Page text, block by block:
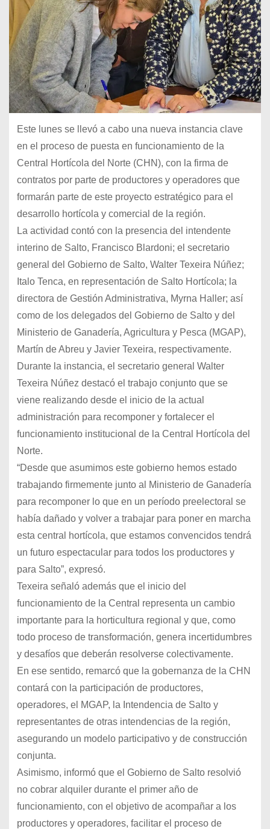
Este lunes se llevó a cabo una nueva instancia clave
en el proceso de puesta en funcionamiento de la
Central Hortícola del Norte (CHN), con la firma de
contratos por parte de productores y operadores que
formarán parte de este proyecto estratégico para el
desarrollo hortícola y comercial de la región.
La actividad contó con la presencia del intendente
interino de Salto, Francisco Blardoni; el secretario
general del Gobierno de Salto, Walter Texeira Núñez;
Italo Tenca, en representación de Salto Hortícola; la
directora de Gestión Administrativa, Myrna Haller; así
como de los delegados del Gobierno de Salto y del
Ministerio de Ganadería, Agricultura y Pesca (MGAP),
Martín de Abreu y Javier Texeira, respectivamente.
Durante la instancia, el secretario general Walter
Texeira Núñez destacó el trabajo conjunto que se
viene realizando desde el inicio de la actual
administración para recomponer y fortalecer el
funcionamiento institucional de la Central Hortícola del
Norte.
“Desde que asumimos este gobierno hemos estado
trabajando firmemente junto al Ministerio de Ganadería
para recomponer lo que en un período preelectoral se
había dañado y volver a trabajar para poner en marcha
esta central hortícola, que estamos convencidos tendrá
un futuro espectacular para todos los productores y
para Salto”, expresó.
Texeira señaló además que el inicio del
funcionamiento de la Central representa un cambio
importante para la horticultura regional y que, como
todo proceso de transformación, genera incertidumbres
y desafíos que deberán resolverse colectivamente.
En ese sentido, remarcó que la gobernanza de la CHN
contará con la participación de productores,
operadores, el MGAP, la Intendencia de Salto y
representantes de otras intendencias de la región,
asegurando un modelo participativo y de construcción
conjunta.
Asimismo, informó que el Gobierno de Salto resolvió
no cobrar alquiler durante el primer año de
funcionamiento, con el objetivo de acompañar a los
productores y operadores, facilitar el proceso de